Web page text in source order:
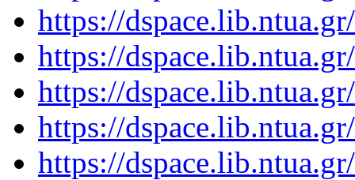
https://
https://
https://
https://
https://